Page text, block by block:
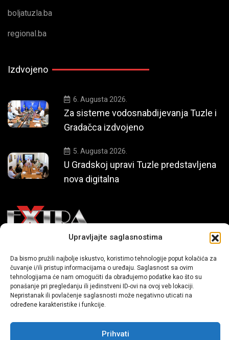
Upravljajte saglasnostima
Da bismo pružili najbolje iskustvo, koristimo tehnologije poput kolačića za
čuvanje i/ili pristup informacijama o uređaju. Saglasnost sa ovim
tehnologijama će nam omogućiti da obrađujemo podatke kao što su
ponašanje pri pregledanju ili jedinstveni ID-ovi na ovoj veb lokaciji.
Nepristanak ili povlačenje saglasnosti može negativno uticati na
određene karakteristike i funkcije.
Prihvati
boljatuzla.ba
regional.ba
Izdvojeno
6. Augusta 2026.
Za sisteme vodosnabdijevanja Tuzle i
Gradačca izdvojeno
5. Augusta 2026.
U Gradskoj upravi Tuzle predstavljena
nova digitalna
priče iz života, svijeta showbiza, lifestyle-a i popularne kulture.